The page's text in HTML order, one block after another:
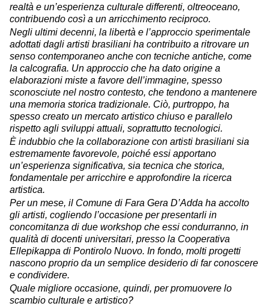
realtà e un’esperienza culturale differenti, oltreoceano,
contribuendo così a un arricchimento reciproco.
Negli ultimi decenni, la libertà e l’approccio sperimentale
adottati dagli artisti brasiliani ha contribuito a ritrovare un
senso contemporaneo anche con tecniche antiche, come
la calcografia. Un approccio che ha dato origine a
elaborazioni miste a favore dell’immagine, spesso
sconosciute nel nostro contesto, che tendono a mantenere
una memoria storica tradizionale. Ciò, purtroppo, ha
spesso creato un mercato artistico chiuso e parallelo
rispetto agli sviluppi attuali, soprattutto tecnologici.
È indubbio che la collaborazione con artisti brasiliani sia
estremamente favorevole, poiché essi apportano
un’esperienza significativa, sia tecnica che storica,
fondamentale per arricchire e approfondire la ricerca
artistica.
Per un mese, il Comune di Fara Gera D’Adda ha accolto
gli artisti, cogliendo l’occasione per presentarli in
concomitanza di due workshop che essi condurranno, in
qualità di docenti universitari, presso la Cooperativa
Ellepikappa di Pontirolo Nuovo. In fondo, molti progetti
nascono proprio da un semplice desiderio di far conoscere
e condividere.
Quale migliore occasione, quindi, per promuovere lo
scambio culturale e artistico?